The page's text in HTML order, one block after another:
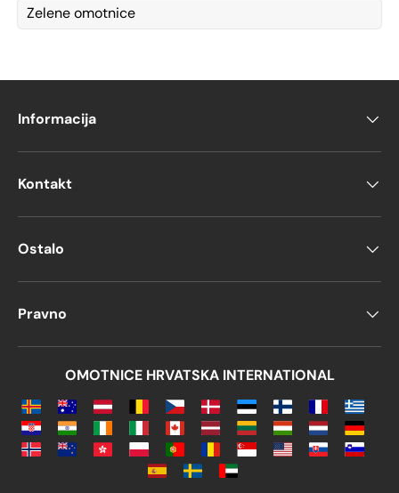
Zelene omotnice
Informacija
Kontakt
Ostalo
Pravno
OMOTNICE HRVATSKA INTERNATIONAL